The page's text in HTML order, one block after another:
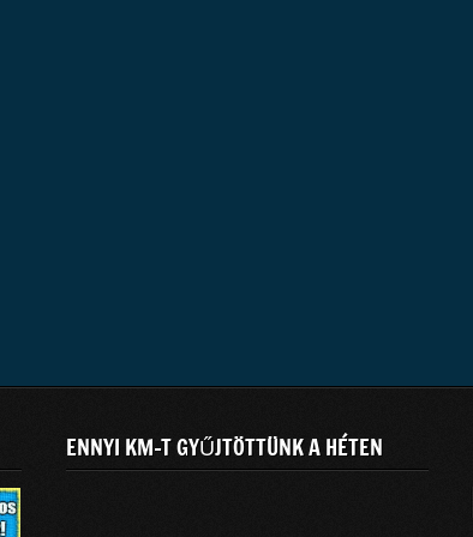
ENNYI KM-T GYŰJTÖTTÜNK A HÉTEN